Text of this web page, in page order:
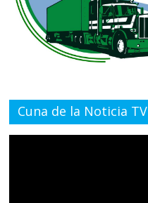
Cuna de la Noticia TV